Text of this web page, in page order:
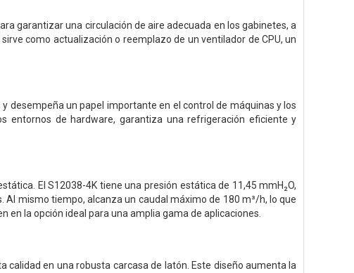
garantizar una circulación de aire adecuada en los gabinetes, a
como actualización o reemplazo de un ventilador de CPU, un
desempeña un papel importante en el control de máquinas y los
entornos de hardware, garantiza una refrigeración eficiente y
El S12038-4K tiene una presión estática de 11,45 mmH₂O,
mismo tiempo, alcanza un caudal máximo de 180 m³/h, lo que
en la opción ideal para una amplia gama de aplicaciones.
calidad en una robusta carcasa de latón. Este diseño aumenta la